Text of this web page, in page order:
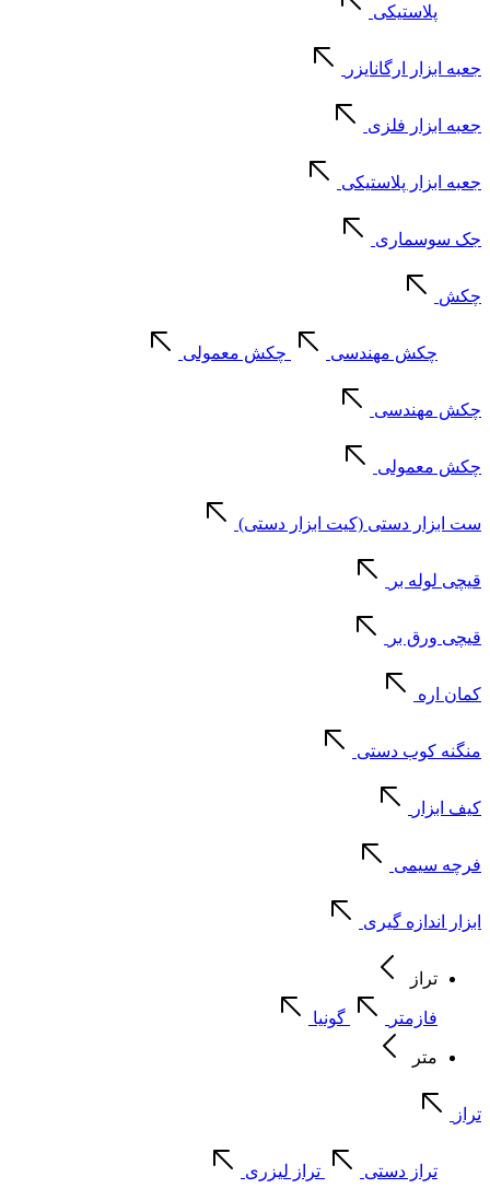
پلاستیکی
جعبه ابزار ارگانایزر
جعبه ابزار فلزی
جعبه ابزار پلاستیکی
جک سوسماری
چکش
چکش مهندسی چکش معمولی
چکش مهندسی
چکش معمولی
ست ابزار دستی (کیت ابزار دستی)
قیچی لوله بر
قیچی ورق بر
کمان اره
منگنه کوب دستی
کیف ابزار
فرچه سیمی
ابزار اندازه گیری
تراز
فازمتر گونیا
متر
تراز
تراز دستی تراز لیزری